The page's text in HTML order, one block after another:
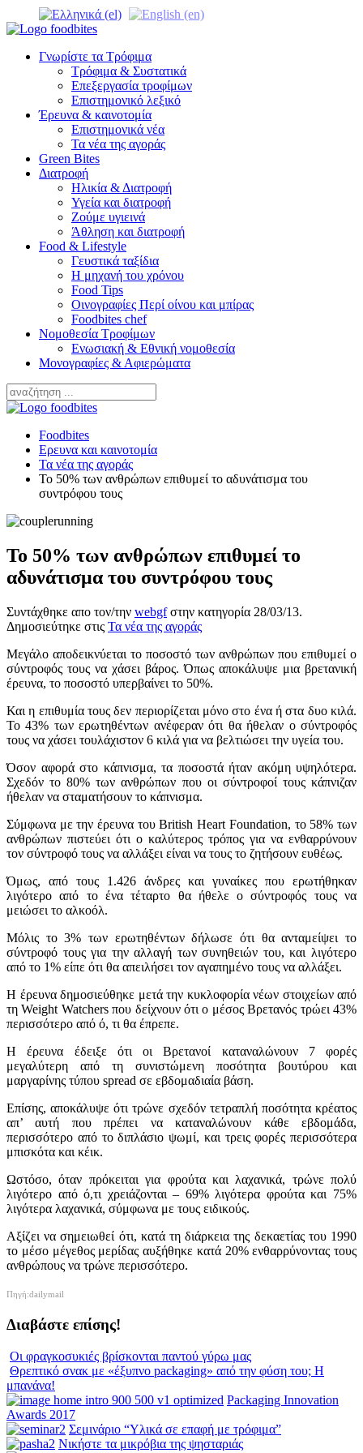
Γνωρίστε τα Τρόφιμα
Τρόφιμα & Συστατικά
Επεξεργασία τροφίμων
Επιστημονικό λεξικό
Έρευνα & καινοτομία
Επιστημονικά νέα
Τα νέα της αγοράς
Green Bites
Διατροφή
Ηλικία & Διατροφή
Υγεία και διατροφή
Ζούμε υγιεινά
Άθληση και διατροφή
Food & Lifestyle
Γευστικά ταξίδια
Η μηχανή του χρόνου
Food Tips
Οινογραφίες Περί οίνου και μπίρας
Foodbites chef
Νομοθεσία Τροφίμων
Ενωσιακή & Εθνική νομοθεσία
Μονογραφίες & Αφιερώματα
Foodbites
Ερευνα και καινοτομία
Τα νέα της αγοράς
Το 50% των ανθρώπων επιθυμεί το αδυνάτισμα του
συντρόφου τους
Το 50% των ανθρώπων επιθυμεί το
αδυνάτισμα του συντρόφου τους
Συντάχθηκε απο τον/την webgfστην κατηγορία 28/03/13.
Δημοσιεύτηκε στις Τα νέα της αγοράς
Μεγάλο αποδεικνύεται το ποσοστό των ανθρώπων που επιθυμεί ο
σύντροφός τους να χάσει βάρος. Όπως αποκάλυψε μια βρετανική
έρευνα, το ποσοστό υπερβαίνει το 50%.
Και η επιθυμία τους δεν περιορίζεται μόνο στο ένα ή στα δυο κιλά.
Το 43% των ερωτηθέντων ανέφεραν ότι θα ήθελαν ο σύντροφός
τους να χάσει τουλάχιστον 6 κιλά για να βελτιώσει την υγεία του.
Όσον αφορά στο κάπνισμα, τα ποσοστά ήταν ακόμη υψηλότερα.
Σχεδόν το 80% των ανθρώπων που οι σύντροφοί τους κάπνιζαν
ήθελαν να σταματήσουν το κάπνισμα.
Σύμφωνα με την έρευνα του British Heart Foundation, το 58% των
ανθρώπων πιστεύει ότι ο καλύτερος τρόπος για να ενθαρρύνουν
τον σύντροφό τους να αλλάξει είναι να τους το ζητήσουν ευθέως.
Όμως, από τους 1.426 άνδρες και γυναίκες που ερωτήθηκαν
λιγότερο από το ένα τέταρτο θα ήθελε ο σύντροφός τους να
μειώσει το αλκοόλ.
Μόλις το 3% των ερωτηθέντων δήλωσε ότι θα ανταμείψει το
σύντροφό τους για την αλλαγή των συνηθειών του, και λιγότερο
από το 1% είπε ότι θα απειλήσει τον αγαπημένο τους να αλλάξει.
Η έρευνα δημοσιεύθηκε μετά την κυκλοφορία νέων στοιχείων από
τη Weight Watchers που δείχνουν ότι ο μέσος Βρετανός τρώει 43%
περισσότερο από ό, τι θα έπρεπε.
Η έρευνα έδειξε ότι οι Βρετανοί καταναλώνουν 7 φορές
μεγαλύτερη από τη συνιστώμενη ποσότητα βουτύρου και
μαργαρίνης τύπου spread σε εβδομαδιαία βάση.
Επίσης, αποκάλυψε ότι τρώνε σχεδόν τετραπλή ποσότητα κρέατος
απ’ αυτή που πρέπει να καταναλώνουν κάθε εβδομάδα,
περισσότερο από το διπλάσιο ψωμί, και τρεις φορές περισσότερα
μπισκότα και κέικ.
Ωστόσο, όταν πρόκειται για φρούτα και λαχανικά, τρώνε πολύ
λιγότερο από ό,τι χρειάζονται – 69% λιγότερα φρούτα και 75%
λιγότερα λαχανικά, σύμφωνα με τους ειδικούς.
Αξίζει να σημειωθεί ότι, κατά τη διάρκεια της δεκαετίας του 1990
το μέσο μέγεθος μερίδας αυξήθηκε κατά 20% ενθαρρύνοντας τους
ανθρώπους να τρώνε περισσότερο.
Πηγή:dailymail
Διαβάστε επίσης!
Οι φραγκοσυκιές βρίσκονται παντού γύρω μας
Θρεπτικό σνακ με «έξυπνο packaging» από την φύση του; Η
μπανάνα!
Packaging Innovation
Awards 2017
Σεμινάριο “Υλικά σε επαφή με τρόφιμα”
Νικήστε τα μικρόβια της ψησταριάς